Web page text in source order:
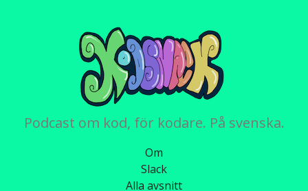
Podcast om kod, för kodare. På svenska.
Om
Slack
Alla avsnitt